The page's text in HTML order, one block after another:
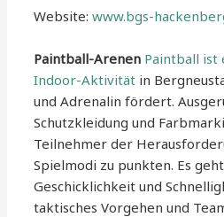
Website:www.bgs-
Paintball-Arenen Paintball
Indoor-Aktivität in
und Adrenalin fördert.
Schutzkleidung und
Teilnehmer der
Spielmodi zu punkten. Es
Geschicklichkeit und
taktisches Vorgehen und